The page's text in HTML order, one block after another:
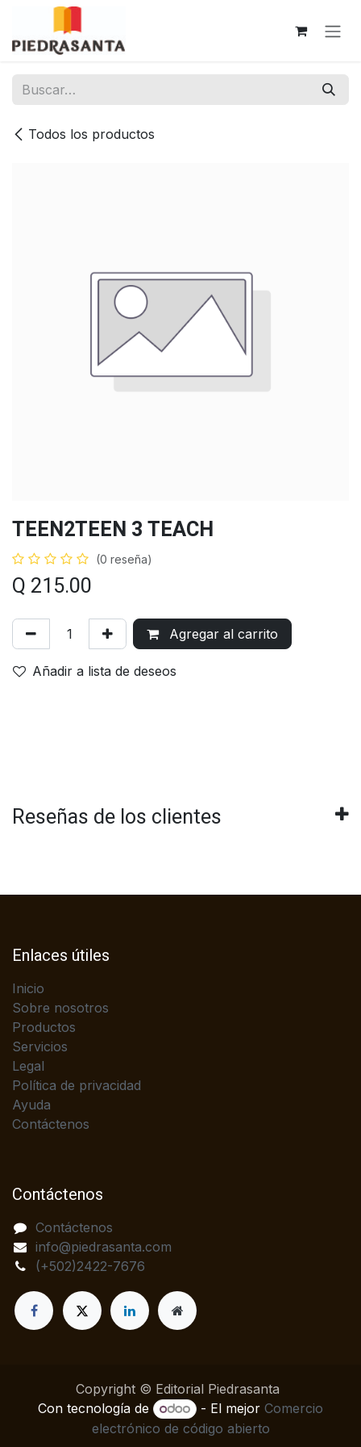
Ir al contenido
Todos los productos
TEEN2TEEN 3 TEACH
(0 reseña)
Q 215.00
Agregar al carrito
Añadir a lista de deseos
Reseñas de los clientes
Enlaces útiles
Inicio
Sobre nosotros
Productos
Servicios
Legal
Política de privacidad
Ayuda
Contáctenos
Contáctenos
Contáctenos
info@piedrasanta.com
(+502)2422-7676
Copyright © Editorial Piedrasanta
Con tecnología de
- El mejorComercio
electrónico de código abierto